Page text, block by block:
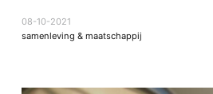
08-10-2021
samenleving & maatschappij